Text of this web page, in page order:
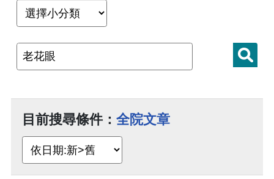
目前搜尋條件： 全院文章